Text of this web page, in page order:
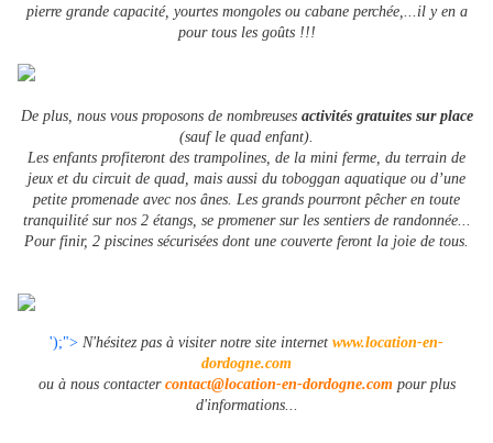
pierre grande capacité, yourtes mongoles ou cabane perchée,...il y en a
pour tous les goûts !!!
De plus, nous vous proposons de nombreuses activités gratuites sur place
(sauf le quad enfant).
Les enfants profiteront des trampolines, de la mini ferme, du terrain de
jeux et du circuit de quad, mais aussi du toboggan aquatique ou d’une
petite promenade avec nos ânes. Les grands pourront pêcher en toute
tranquilité sur nos 2 étangs, se promener sur les sentiers de randonnée...
Pour finir, 2 piscines sécurisées dont une couverte feront la joie de tous.
');"> N'hésitez pas à visiter notre site internet www.location-en-
dordogne.com
ou à nous contacter contact@location-en-dordogne.com pour plus
d'informations...